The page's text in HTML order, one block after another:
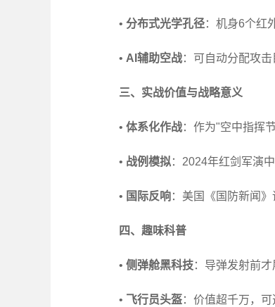
• 分布式光学孔径：机身6个红
• AI辅助空战：可自动分配攻
三、实战价值与战略意义
• 体系化作战：作为"空中指挥
• 战例模拟：2024年红剑军演
• 国际反响：美国《国防新闻
四、趣味科普
• 侧弹舱黑科技：导弹发射前
• 飞行员头盔：价值超千万，